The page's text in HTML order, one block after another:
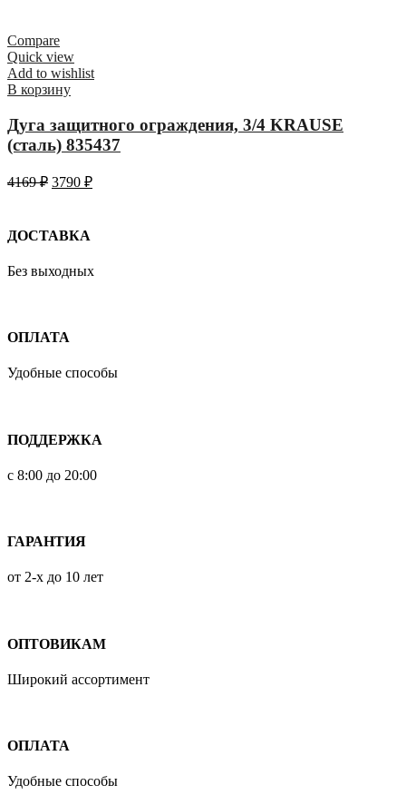
Compare
Quick view
Add to wishlist
В корзину
Дуга защитного ограждения, 3/4 KRAUSE
(сталь) 835437
4169₽ 3790 ₽
ДОСТАВКА
Без выходных
ОПЛАТА
Удобные способы
ПОДДЕРЖКА
с 8:00 до 20:00
ГАРАНТИЯ
от 2-х до 10 лет
ОПТОВИКАМ
Широкий ассортимент
ОПЛАТА
Удобные способы